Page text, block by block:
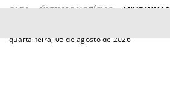
CAPA ÚLTIMAS NOTÍCIAS MIUDINHAS
quarta-feira, 05 de agosto de 2026